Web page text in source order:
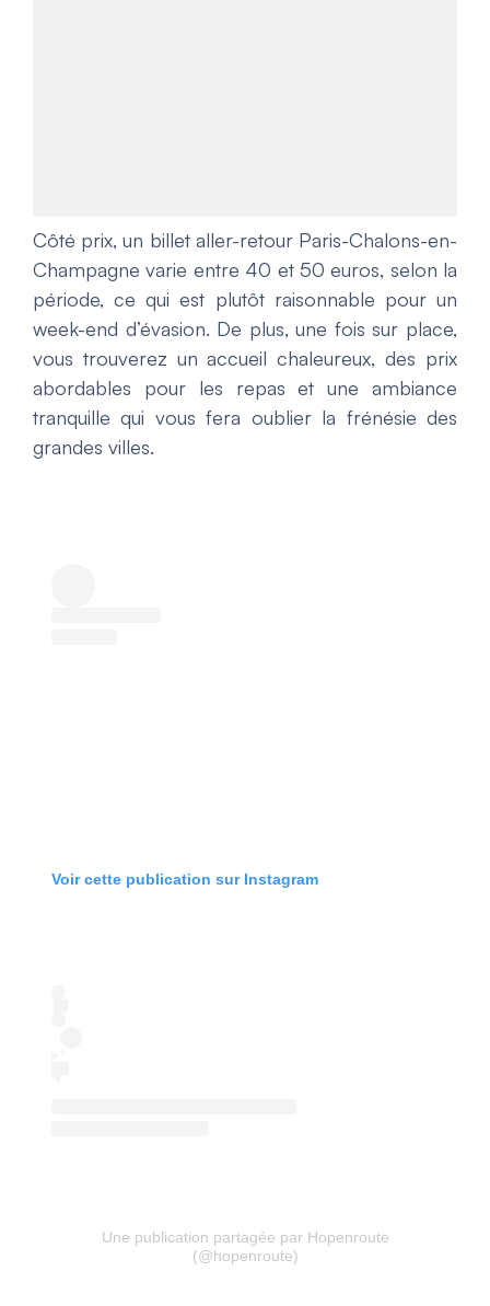
Côté prix, un billet aller-retour Paris-Chalons-en-
Champagne varie entre 40 et 50 euros, selon la
période, ce qui est plutôt raisonnable pour un
week-end d’évasion. De plus, une fois sur place,
vous trouverez un accueil chaleureux, des prix
abordables pour les repas et une ambiance
tranquille qui vous fera oublier la frénésie des
grandes villes.
Voir cette publication sur Instagram
Une publication partagée par Hopenroute
(@hopenroute)